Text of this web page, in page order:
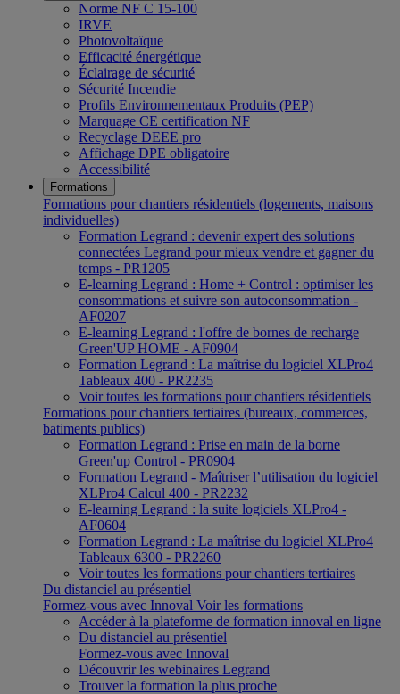
Norme NF C 15-100
IRVE
Photovoltaïque
Efficacité énergétique
Éclairage de sécurité
Sécurité Incendie
Profils Environnementaux Produits (PEP)
Marquage CE certification NF
Recyclage DEEE pro
Affichage DPE obligatoire
Accessibilité
Formations
Formations pour chantiers résidentiels (logements, maisons
individuelles)
Formation Legrand : devenir expert des solutions
connectées Legrand pour mieux vendre et gagner du
temps - PR1205
E-learning Legrand : Home + Control : optimiser les
consommations et suivre son autoconsommation -
AF0207
E-learning Legrand : l'offre de bornes de recharge
Green'UP HOME - AF0904
Formation Legrand : La maîtrise du logiciel XLPro4
Tableaux 400 - PR2235
Voir toutes les formations pour chantiers résidentiels
Formations pour chantiers tertiaires (bureaux, commerces,
batiments publics)
Formation Legrand : Prise en main de la borne
Green'up Control - PR0904
Formation Legrand - Maîtriser l’utilisation du logiciel
XLPro4 Calcul 400 - PR2232
E-learning Legrand : la suite logiciels XLPro4 -
AF0604
Formation Legrand : La maîtrise du logiciel XLPro4
Tableaux 6300 - PR2260
Voir toutes les formations pour chantiers tertiaires
Du distanciel au présentiel
Formez-vous avec Innoval Voir les formations
Accéder à la plateforme de formation innoval en ligne
Du distanciel au présentiel
Formez-vous avec Innoval
Découvrir les webinaires Legrand
Trouver la formation la plus proche